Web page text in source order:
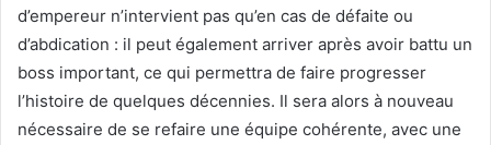
d’empereur n’intervient pas qu’en cas de défaite ou
d’abdication : il peut également arriver après avoir battu un
boss important, ce qui permettra de faire progresser
l’histoire de quelques décennies. Il sera alors à nouveau
nécessaire de se refaire une équipe cohérente, avec une